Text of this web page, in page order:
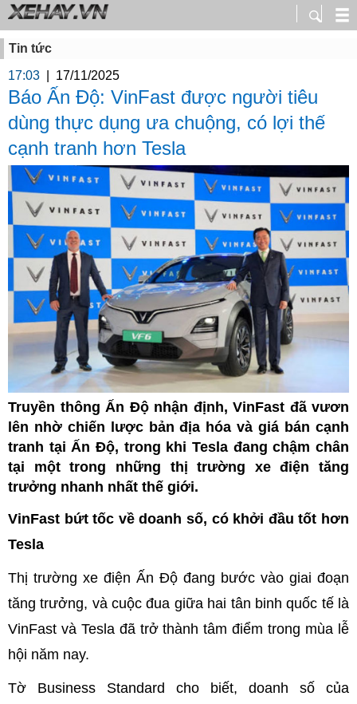
Tin tức
17:03
17/11/2025
Báo Ấn Độ: VinFast được người tiêu
dùng thực dụng ưa chuộng, có lợi thế
cạnh tranh hơn Tesla
Truyền thông Ấn Độ nhận định, VinFast đã vươn
lên nhờ chiến lược bản địa hóa và giá bán cạnh
tranh tại Ấn Độ, trong khi Tesla đang chậm chân
tại một trong những thị trường xe điện tăng
trưởng nhanh nhất thế giới.
VinFast bứt tốc về doanh số, có khởi đầu tốt hơn
Tesla
Thị trường xe điện Ấn Độ đang bước vào giai đoạn
tăng trưởng, và cuộc đua giữa hai tân binh quốc tế là
VinFast và Tesla đã trở thành tâm điểm trong mùa lễ
hội năm nay.
Tờ Business Standard cho biết, doanh số của